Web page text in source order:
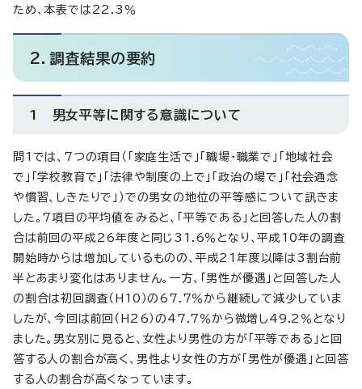
ため、本表では22.3％
2．調査結果の要約
1 男女平等に関する意識について
問1では、7つの項目（「家庭生活で」「職場・職業で」「地域社会
で」「学校教育で」「法律や制度の上で」「政治の場で」「社会通念
や慣習、しきたりで」）での男女の地位の平等感について訊きま
した。7項目の平均値をみると、「平等である」と回答した人の割
合は前回の平成26年度と同じ31.6％となり、平成10年の調査
開始時からは増加しているものの、平成21年度以降は3割台前
半とあまり変化はありません。一方、「男性が優遇」と回答した人
の割合は初回調査（H10）の67.7％から継続して減少していま
したが、今回は前回（H26）の47.7％から微増し49.2％となり
ました。男女別に見ると、女性より男性の方が「平等である」と回
答する人の割合が高く、男性より女性の方が「男性が優遇」と回答
する人の割合が高くなっています。